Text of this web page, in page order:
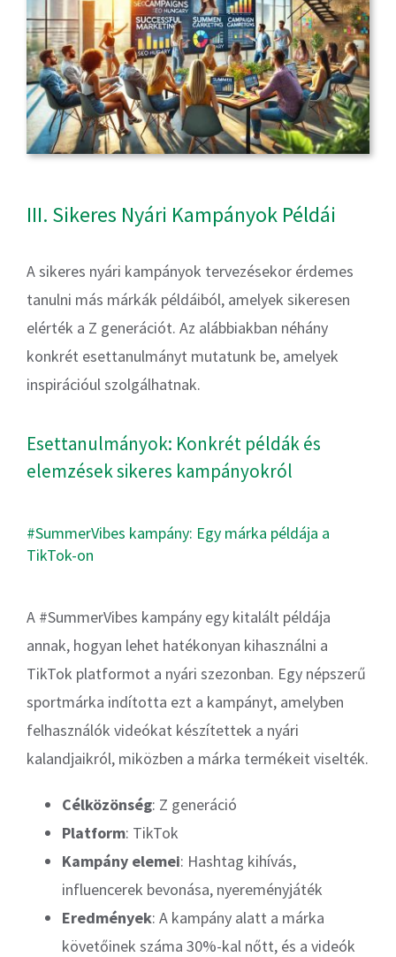
III. Sikeres Nyári Kampányok Példái
A sikeres nyári kampányok tervezésekor érdemes
tanulni más márkák példáiból, amelyek sikeresen
elérték a Z generációt. Az alábbiakban néhány
konkrét esettanulmányt mutatunk be, amelyek
inspirációul szolgálhatnak.
Esettanulmányok: Konkrét példák és
elemzések sikeres kampányokról
#SummerVibes kampány: Egy márka példája a
TikTok-on
A #SummerVibes kampány egy kitalált példája
annak, hogyan lehet hatékonyan kihasználni a
TikTok platformot a nyári szezonban. Egy népszerű
sportmárka indította ezt a kampányt, amelyben
felhasználók videókat készítettek a nyári
kalandjaikról, miközben a márka termékeit viselték.
Célközönség: Z generáció
Platform: TikTok
Kampány elemei: Hashtag kihívás,
influencerek bevonása, nyereményjáték
Eredmények: A kampány alatt a márka
követőinek száma 30%-kal nőtt, és a videók